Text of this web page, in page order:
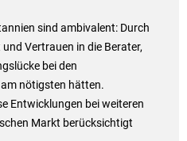
sind ambivalent: Durch
Vertrauen in die Berater,
bei den
nötigsten hätten.
Entwicklungen bei weiteren
Markt berücksichtigt